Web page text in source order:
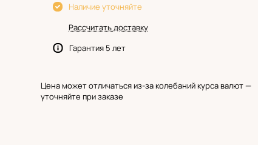
Наличие уточняйте
Рассчитать доставку
Гарантия 5 лет
Цена может отличаться из-за колебаний курса валют —
уточняйте при заказе